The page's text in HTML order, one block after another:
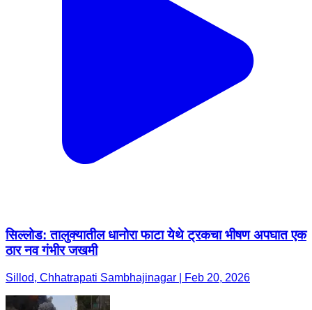
सिल्लोड: तालुक्यातील धानोरा फाटा येथे ट्रकचा भीषण अपघात एक
ठार नव गंभीर जखमी
Sillod, Chhatrapati Sambhajinagar | Feb 20, 2026